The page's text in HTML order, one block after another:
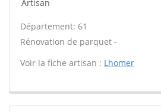
Artisan
Département: 61
Rénovation de parquet -
Voir la fiche artisan : Lhomer